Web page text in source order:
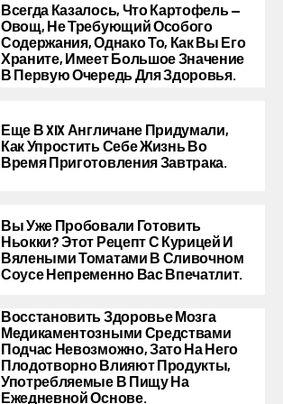
Всегда Казалось, Что Картофель —
Овощ, Не Требующий Особого
Содержания, Однако То, Как Вы Его
Храните, Имеет Большое Значение
В Первую Очередь Для Здоровья.
Еще В XIX Англичане Придумали,
Как Упростить Себе Жизнь Во
Время Приготовления Завтрака.
Вы Уже Пробовали Готовить
Ньокки? Этот Рецепт С Курицей И
Вялеными Томатами В Сливочном
Соусе Непременно Вас Впечатлит.
Восстановить Здоровье Мозга
Медикаментозными Средствами
Подчас Невозможно, Зато На Него
Плодотворно Влияют Продукты,
Употребляемые В Пищу На
Ежедневной Основе.